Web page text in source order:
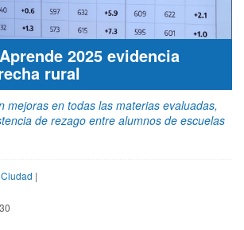
2025 evidencia
rural
mejoras en todas las materias evaluadas,
de rezago entre alumnos de escuelas
|